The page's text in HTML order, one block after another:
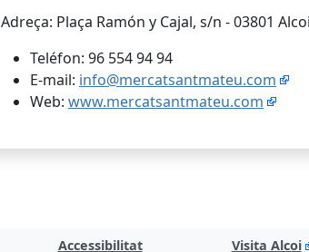
Adreça: Plaça Ramón y Cajal, s/n - 03801 Alcoi
Teléfon: 96 554 94 94
E-mail: info@mercatsantmateu.com
Web: www.mercatsantmateu.com
Accessibilitat Visita Alcoi